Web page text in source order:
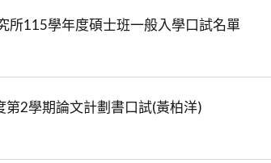
所115學年度碩士班一般入學口試名單
2學期論文計劃書口試(黃柏洋)